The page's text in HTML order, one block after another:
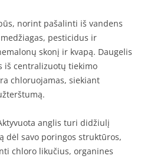
norint pašalinti iš vandens
pesticidus ir
skonį ir kvapą. Daugelis
iš centralizuotų tiekimo
chloruojamas, siekiant
anglis turi didžiulį
dėl savo poringos struktūros,
chloro likučius, organines